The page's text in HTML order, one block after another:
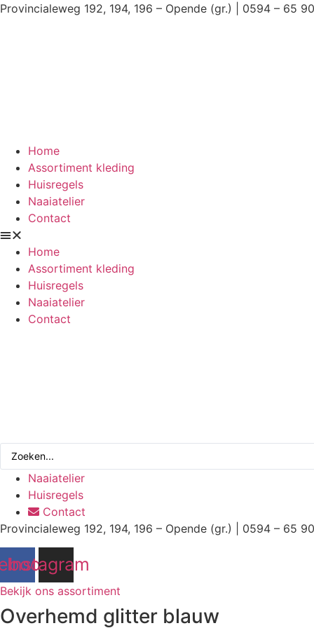
Ga
Provincialeweg 192, 194, 196 – Opende (gr.) | 0594 – 65
Home
Assortiment kleding
Huisregels
Naaiatelier
Contact
Home
Assortiment kleding
Huisregels
Naaiatelier
Contact
Search
Naaiatelier
Huisregels
Contact
Provincialeweg 192, 194, 196 – Opende (gr.) | 0594 – 65
Instagram
Bekijk ons assortiment
Overhemd glitter blauw